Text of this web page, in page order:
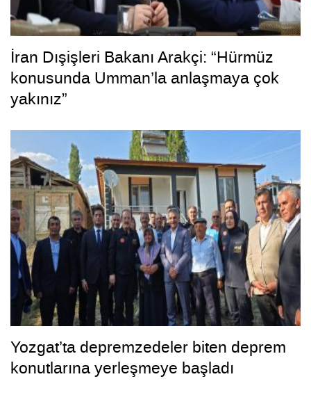
İran Dışişleri Bakanı Arakçi: “Hürmüz
konusunda Umman’la anlaşmaya çok
yakınız”
Yozgat’ta depremzedeler biten deprem
konutlarına yerleşmeye başladı